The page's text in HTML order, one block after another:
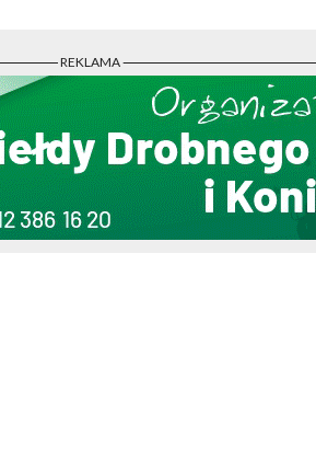
- REKLAMA -